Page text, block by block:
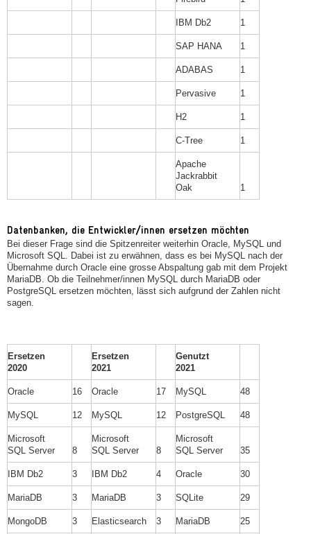
IBM Db2 1
SAP HANA 1
ADABAS 1
Pervasive 1
H2 1
C-Tree 1
Apache
Jackrabbit
Oak
1
Datenbanken, die Entwickler/innen ersetzen möchten
Bei dieser Frage sind die Spitzenreiter weiterhin Oracle, MySQL und
Microsoft SQL. Dabei ist zu erwähnen, dass es bei MySQL nach der
Übernahme durch Oracle eine grosse Abspaltung gab mit dem Projekt
MariaDB. Ob die Teilnehmer/innen MySQL durch MariaDB oder
PostgreSQL ersetzen möchten, lässt sich aufgrund der Zahlen nicht
sagen.
Ersetzen
2020
Ersetzen
2021
Genutzt
2021
Oracle 16 Oracle 17 MySQL 48
MySQL 12 MySQL 12 PostgreSQL 48
Microsoft
SQL Server
8
Microsoft
SQL Server
8
Microsoft
SQL Server
35
IBM Db2 3 IBM Db2 4 Oracle 30
MariaDB 3 MariaDB 3 SQLite 29
MongoDB 3 Elasticsearch 3 MariaDB 25